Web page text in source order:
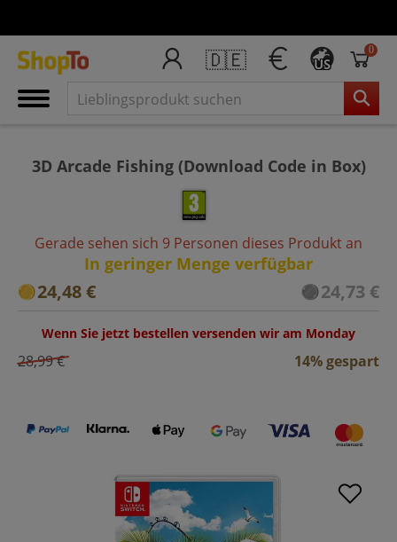
🇩🇪 US
0
3D Arcade Fishing (Download Code in Box)
Gerade sehen sich 9 Personen dieses Produkt an
In geringer Menge verfügbar
24,48 € 24,73 €
Wenn Sie jetzt bestellen versenden wir am Monday
28,99 € 14% gespart